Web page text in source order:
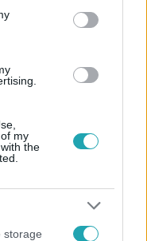
my
the
storage